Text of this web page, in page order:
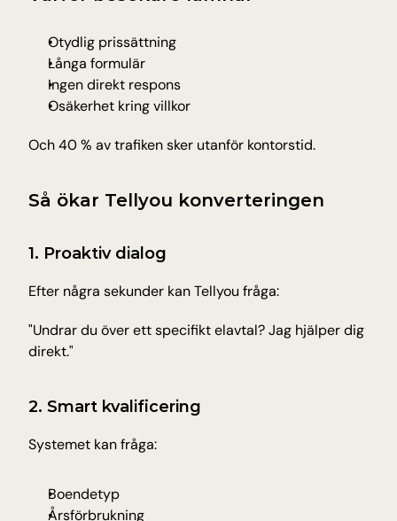
Fitness & Wellness
Bookings, cancellations and member support
Travel & Hospitality
Bookings, cancellations and refunds
Otydlig prissättning
Långa formulär
Ingen direkt respons
Osäkerhet kring villkor
Och 40 % av trafiken sker utanför kontorstid.
Så ökar Tellyou konverteringen
1. Proaktiv dialog
Efter några sekunder kan Tellyou fråga:
"Undrar du över ett specifikt elavtal? Jag hjälper dig
direkt."
2. Smart kvalificering
Systemet kan fråga:
Boendetyp
Årsförbrukning